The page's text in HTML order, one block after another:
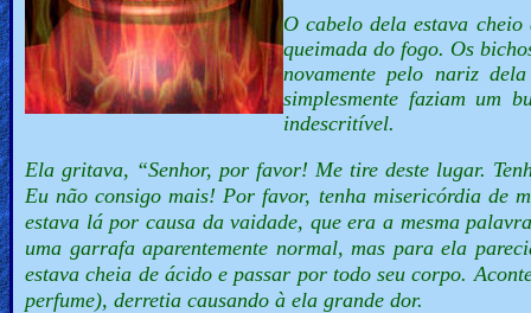
O cabelo dela estava
queimada do fogo. Os
novamente pelo nariz
simplesmente faziam um
indescritível.
Ela gritava, “Senhor, por favor! Me tire deste lugar.
Eu não consigo mais! Por favor, tenha misericórdia de
estava lá por causa da vaidade, que era a mesma
uma garrafa aparentemente normal, mas para ela
estava cheia de ácido e passar por todo seu corpo.
perfume), derretia causando à ela grande dor.